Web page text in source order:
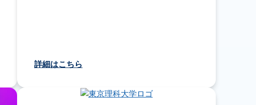
詳細はこちら